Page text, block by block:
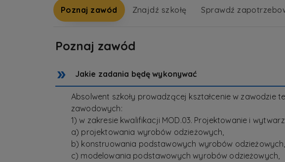
Poznaj zawód Znajdź szkołę Sprawdź
Poznaj zawód
Jakie zadania będę wykonywać
Absolwent szkoły prowadzącej kształcenie w
zawodowych:
1) w zakresie kwalifikacji MOD.03. Projektowanie i
a) projektowania wyrobów odzieżowych,
b) konstruowania podstawowych wyrobów odzieżowych,
c) modelowania podstawowych wyrobów odzieżowych,